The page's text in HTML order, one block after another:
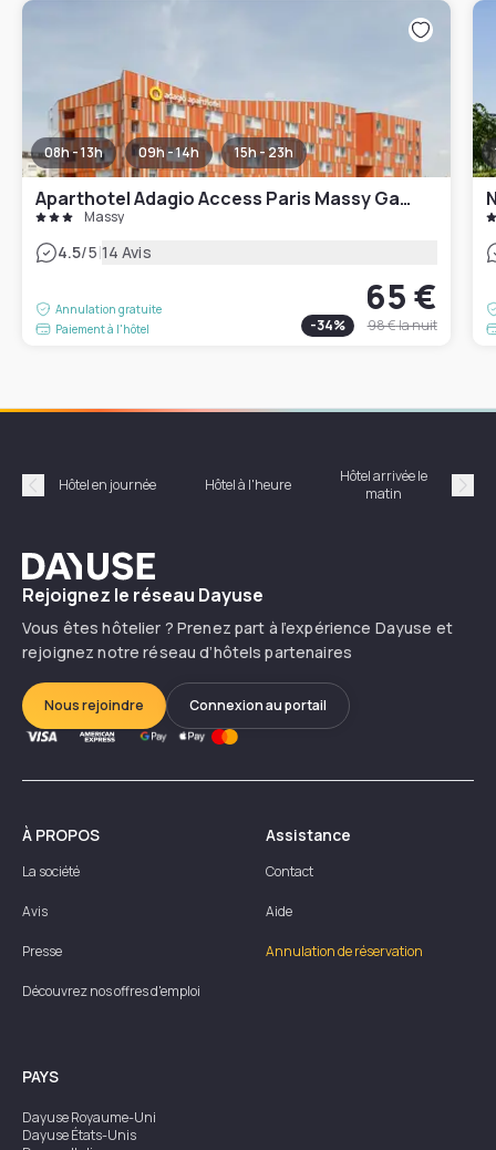
08h - 13h 09h - 14h 15h - 23h
Aparthotel Adagio Access Paris Massy Gare TGV
Massy
4.5/5|14 Avis
Annulation gratuite
Paiement à l'hôtel
65 €
-34% 98 €la nuit
Précédent
Hôtel en journée Hôtel à l'heure
Hôtel arrivée le
matin
Dayuse
Rejoignez le réseau Dayuse
Vous êtes hôtelier ? Prenez part à l’expérience Dayuse et
rejoignez notre réseau d’hôtels partenaires
Nous rejoindre Connexion au portail
À PROPOS
La société
Avis
Presse
Découvrez nos offres d'emploi
Assistance
Contact
Aide
Annulation de réservation
PAYS
DayuseRoyaume-Uni
DayuseÉtats-Unis